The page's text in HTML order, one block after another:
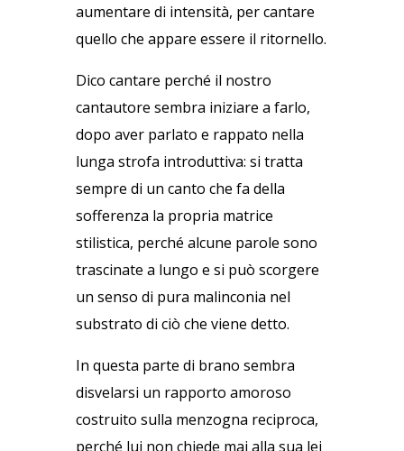
aumentare di intensità, per cantare
quello che appare essere il ritornello.
Dico cantare perché il nostro
cantautore sembra iniziare a farlo,
dopo aver parlato e rappato nella
lunga strofa introduttiva: si tratta
sempre di un canto che fa della
sofferenza la propria matrice
stilistica, perché alcune parole sono
trascinate a lungo e si può scorgere
un senso di pura malinconia nel
substrato di ciò che viene detto.
In questa parte di brano sembra
disvelarsi un rapporto amoroso
costruito sulla menzogna reciproca,
perché lui non chiede mai alla sua lei